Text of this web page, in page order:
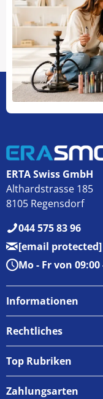
ERTA Swiss GmbH
Althardstrasse 185
8105 Regensdorf
044 575 83 96
[email protected]
Mo - Fr von
Informationen
Über uns
Zahlungsarten
Rechtliches
AGB
Top Rubriken
Zahlungsarten